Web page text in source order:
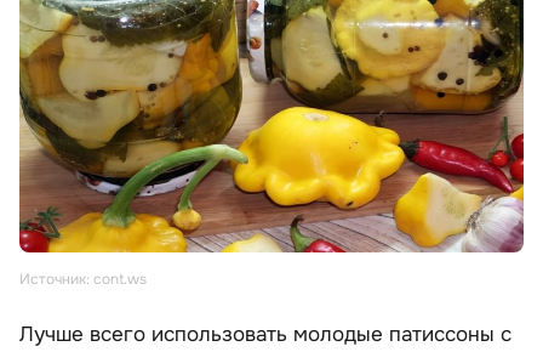
Источник: cont.ws
Лучше всего использовать молодые патиссоны с